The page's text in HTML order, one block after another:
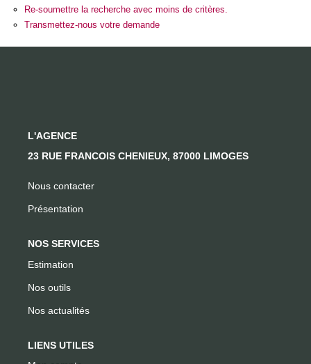
Qui Sommes-Nous
Nos Actualités
Re-soumettre la recherche avec moins de critères.
Transmettez-nous votre demande
L'AGENCE
23 RUE FRANCOIS CHENIEUX, 87000 LIMOGES
Nous contacter
Présentation
NOS SERVICES
Estimation
Nos outils
Nos actualités
LIENS UTILES